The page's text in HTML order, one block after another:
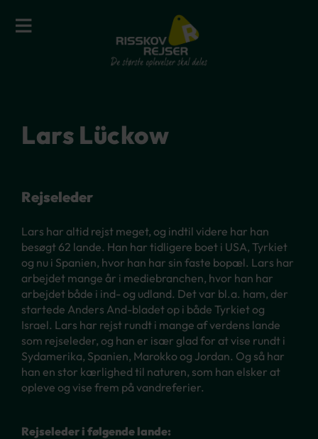
Lars Lückow
Rejseleder
Lars har altid rejst meget, og indtil videre har han
besøgt 62 lande. Han har tidligere boet i USA, Tyrkiet
og nu i Spanien, hvor han har sin faste bopæl. Lars har
arbejdet mange år i mediebranchen, hvor han har
arbejdet både i ind- og udland. Det var bl.a. ham, der
startede Anders And-bladet op i både Tyrkiet og
Israel. Lars har rejst rundt i mange af verdens lande
som rejseleder, og han er især glad for at vise rundt i
Sydamerika, Spanien, Marokko og Jordan. Og så har
han en stor kærlighed til naturen, som han elsker at
opleve og vise frem på vandreferier.
Rejseleder i følgende lande: